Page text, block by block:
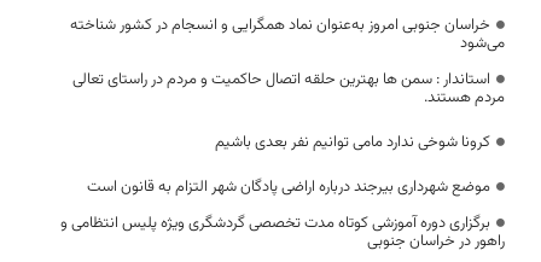
خراسان جنوبی امروز به‌عنوان نماد همگرایی و انسجام در کشور شناخته
می‌شود
استاندار : سمن ها بهترین حلقه اتصال حاکمیت و مردم در راستای تعالی
مردم هستند.
کرونا شوخی ندارد مامی توانیم نفر بعدی باشیم
موضع شهرداری بیرجند درباره اراضی پادگان شهر التزام به قانون است
برگزاری دوره آموزشی کوتاه مدت تخصصی گردشگری ویژه پلیس انتظامی و
راهور در خراسان جنوبی